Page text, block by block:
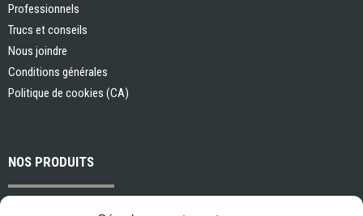
Professionnels
Trucs et conseils
Nous joindre
Conditions générales
Politique de cookies (CA)
NOS PRODUITS
Peintures et apprêts d’intérieur